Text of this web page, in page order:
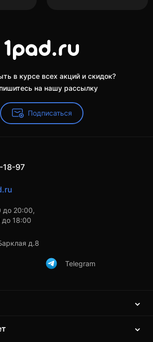
в курсе всех акций и скидок?
на нашу рассылку
Подписаться
18-97
до 20:00,
до 18:00
д.8
Telegram